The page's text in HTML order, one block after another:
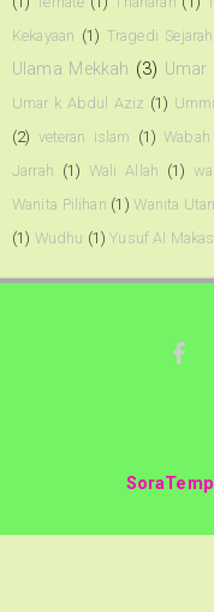
Kekayaan (1) Tragedi Sejarah
Ulama Mekkah (3) Umar
Umar k Abdul Aziz (1)
(2) veteran islam (1) Wabah
Jarrah (1) Wali Allah (1)
Wanita Pilihan (1) Wanita
(1) Wudhu (1) Yusuf Al